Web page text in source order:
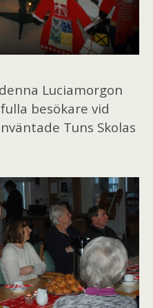
Luciamorgon
besökare vid
Tuns Skolas